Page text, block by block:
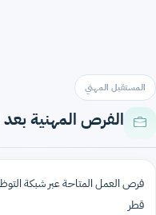
المستقبل المهني
الفرص المهنية بعد
قطر